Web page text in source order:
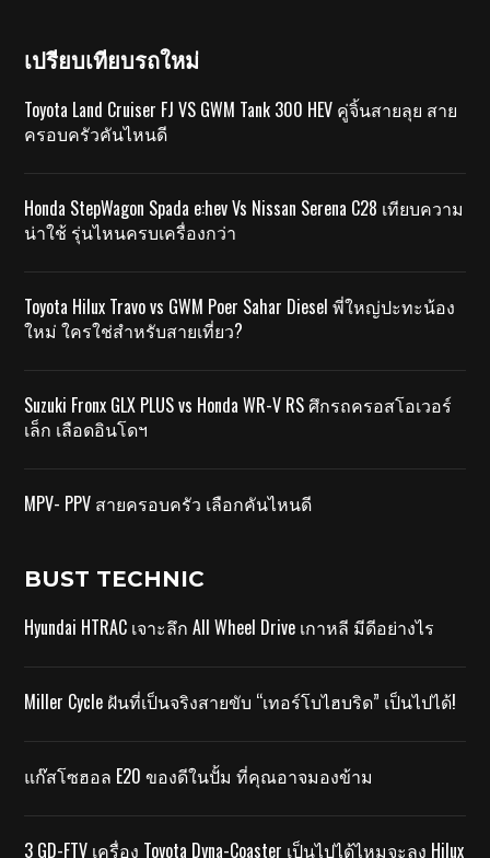
เปรียบเทียบรถใหม่
Toyota Land Cruiser FJ VS GWM Tank 300 HEV คู่จิ้นสายลุย สาย
ครอบครัวคันไหนดี
Honda StepWagon Spada e:hev Vs Nissan Serena C28 เทียบความ
น่าใช้ รุ่นไหนครบเครื่องกว่า
Toyota Hilux Travo vs GWM Poer Sahar Diesel พี่ใหญ่ปะทะน้อง
ใหม่ ใครใช่สำหรับสายเที่ยว?
Suzuki Fronx GLX PLUS vs Honda WR-V RS ศึกรถครอสโอเวอร์
เล็ก เลือดอินโดฯ
MPV- PPV สายครอบครัว เลือกคันไหนดี
BUST TECHNIC
Hyundai HTRAC เจาะลึก All Wheel Drive เกาหลี มีดีอย่างไร
Miller Cycle ฝันที่เป็นจริงสายขับ “เทอร์โบไฮบริด” เป็นไปได้!
แก๊สโซฮอล E20 ของดีในปั้ม ที่คุณอาจมองข้าม
3 GD-FTV เครื่อง Toyota Dyna-Coaster เป็นไปได้ไหมจะลง Hilux